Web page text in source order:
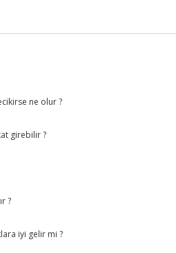
ne olur ?
girebilir ?
?
iyi gelir mi ?